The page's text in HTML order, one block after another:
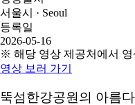
서울시 · Seoul
등록일
2026-05-16
※ 해당 영상 제공처에서
영상 보러 가기
뚝섬한강공원의 아름